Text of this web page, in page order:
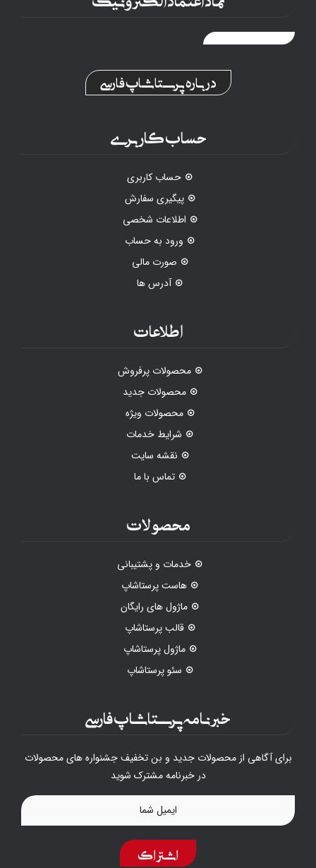
درباره پرستاشاپ فارسی
حساب کاربری
حساب کاربری
پیگیری سفارش
اطلاعات شخصی
ورود به حساب
صورت مالی
آدرس ها
اطلاعات
محصولات پرفروش
محصولات جدید
محصولات ویژه
شرایط خدمات
نقشه سایت
تماس با ما
محصولات
خدمات و پشتیبانی
هاست پرستاشاپ
ماژول های رایگان
قالب پرستاشاپ
ماژول پرستاشاپ
سئو پرستاشاپ
خبرنامه پرستاشاپ فارسی
برای آگاهی از محصولات جدید و بن تخفیف جشنواره های محصولات
در خبرنامه مشترک شوید
اشتراک